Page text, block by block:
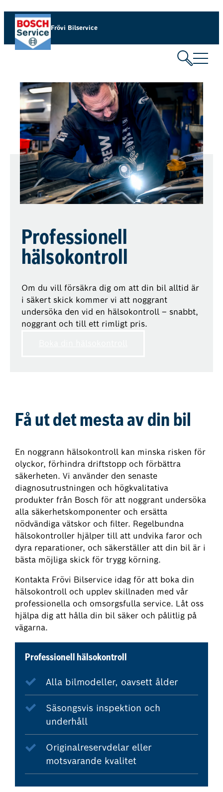
Frövi Bilservice
Professionell
hälsokontroll
Om du vill försäkra dig om att din bil alltid är
i säkert skick kommer vi att noggrant
undersöka den vid en hälsokontroll – snabbt,
noggrant och till ett rimligt pris.
Få ut det mesta av din bil
En noggrann hälsokontroll kan minska risken för
olyckor, förhindra driftstopp och förbättra
säkerheten. Vi använder den senaste
diagnosutrustningen och högkvalitativa
produkter från Bosch för att noggrant undersöka
alla säkerhetskomponenter och ersätta
nödvändiga vätskor och filter. Regelbundna
hälsokontroller hjälper till att undvika faror och
dyra reparationer, och säkerställer att din bil är i
bästa möjliga skick för trygg körning.
Kontakta Frövi Bilservice idag för att boka din
hälsokontroll och upplev skillnaden med vår
professionella och omsorgsfulla service. Låt oss
hjälpa dig att hålla din bil säker och pålitlig på
vägarna.
Professionell hälsokontroll
Alla bilmodeller, oavsett ålder
Säsongsvis inspektion och
underhåll
Originalreservdelar eller
motsvarande kvalitet